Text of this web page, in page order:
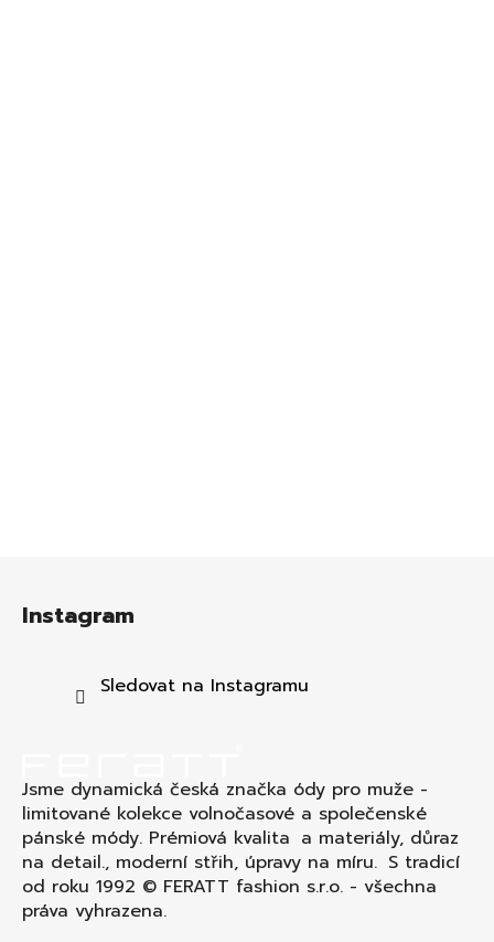
Instagram
Sledovat na Instagramu
Jsme dynamická česká značka ódy pro muže -
limitované kolekce volnočasové a společenské
pánské módy. Prémiová kvalita a materiály, důraz
na detail., moderní střih, úpravy na míru. S tradicí
od roku 1992 © FERATT fashion s.r.o. - všechna
práva vyhrazena.